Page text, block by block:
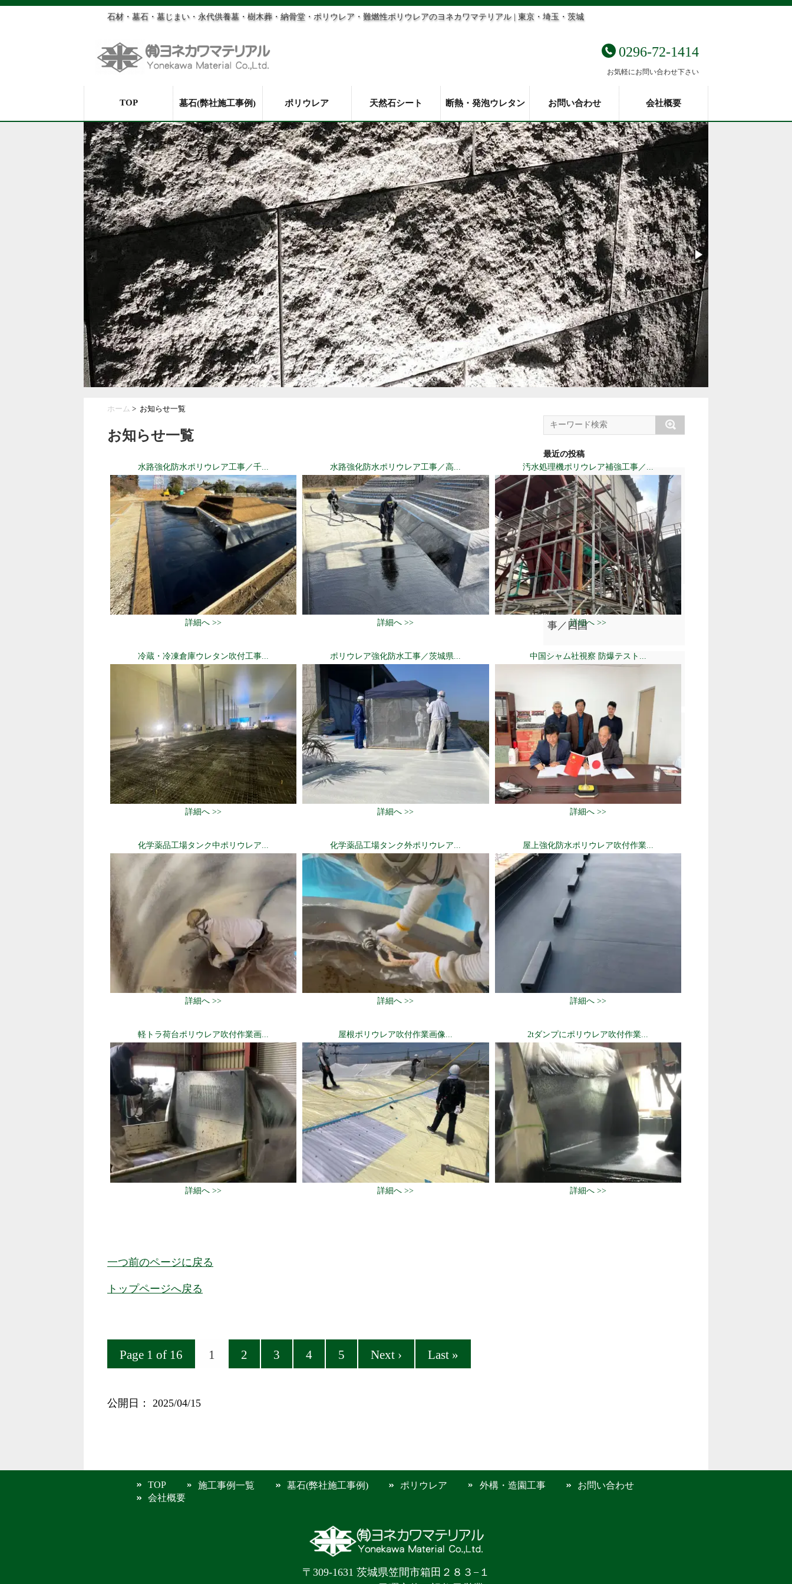
石材・墓石・墓じまい・永代供養墓・樹木葬・納骨堂・ポリウレア・難燃性ポリウレアのヨネカワマテリアル | 東京・埼玉・茨城
0296-72-1414
お気軽にお問い合わせ下さい
TOP 墓石(弊社施工事例) ポリウレア 天然石シート 断熱・発泡ウレタン お問い合わせ 会社概要
ホーム > お知らせ一覧
お知らせ一覧
水路強化防水ポリウレア工事／千...
詳細へ >>
水路強化防水ポリウレア工事／高...
詳細へ >>
汚水処理機ポリウレア補強工事／...
詳細へ >>
冷蔵・冷凍倉庫ウレタン吹付工事...
詳細へ >>
ポリウレア強化防水工事／茨城県...
詳細へ >>
中国シャム社視察 防爆テスト...
詳細へ >>
化学薬品工場タンク中ポリウレア...
詳細へ >>
化学薬品工場タンク外ポリウレア...
詳細へ >>
屋上強化防水ポリウレア吹付作業...
詳細へ >>
軽トラ荷台ポリウレア吹付作業画...
詳細へ >>
屋根ポリウレア吹付作業画像...
詳細へ >>
2tダンプにポリウレア吹付作業...
詳細へ >>
一つ前のページに戻る
トップページへ戻る
Page 1 of 16 1 2 3 4 5 Next › Last »
公開日： 2025/04/15
最近の投稿
水路強化防水ポリウレア工事
／千葉県野田市
水路強化防水ポリウレア工事
／高松
汚水処理機ポリウレア補強工
事／四国
冷蔵・冷凍倉庫ウレタン吹付
ポリウレア強化防水工事／茨
城県水戸市
最近のコメント
TOP 施工事例一覧 墓石(弊社施工事例) ポリウレア 外構・造園工事
お問い合わせ
会社概要
〒309-1631 茨城県笠間市箱田２８３−１